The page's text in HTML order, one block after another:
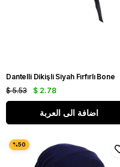
Dantelli Dikişli Siyah Fırfırlı Bone
$ 2.78
$ 5.53
اضافة الى العربة